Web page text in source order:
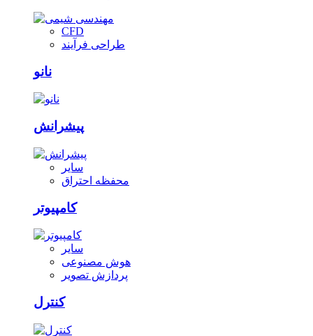
CFD
طراحی فرآیند
نانو
پیشرانش
سایر
محفظه احتراق
کامپیوتر
سایر
هوش مصنوعی
پردازش تصویر
کنترل